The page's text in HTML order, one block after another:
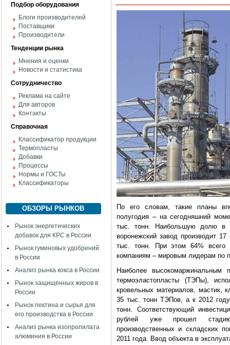
Подбор оборудования
Блоги производителей
Поставщики
Производители
Тенденции рынка
Мнения и оценки
Новости и статистика
Сотрудничество
Реклама на сайте
Для авторов
Контакты
Справочная
Классификатор продукции
Термопласты
Добавки
Процессы
Нормы и ГОСТы
Классификаторы
ОБЗОРЫ РЫНКОВ
Рынок энергетических
добавок для КРС в России
Рынок гуминовых удобрений
в России
Анализ рынка кокса в России
Рынок защищенных жиров в
России
Рынок пектина и сырья для
его производства в России
Анализ рынка изопропилата
алюминия в России
По его словам, такие планы
полугодия – на сегодняшний
тыс. тонн. Наибольшую долю в
воронежский завод производит
тыс. тонн. При этом 64% всего
компаниям – мировым лидерам по
Наиболее высокомаржинальным
термоэластопласты (ТЭПы),
кровельных материалов, мастик,
35 тыс. тонн ТЭПов, а к 2012
тонн. Соответствующий
рублей уже прошел стадию
производственных и складских
2011 года. Ввод объекта в